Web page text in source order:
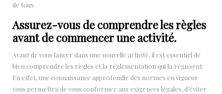
de tous.
Assurez-vous de comprendre les règles
avant de commencer une activité.
Avant de vous lancer dans une nouvelle activité, il est essentiel de
bien comprendre les règles et la réglementation qui la régissent.
En effet, une connaissance approfondie des normes en vigueur
vous permettra de vous conformer aux exigences légales, d’éviter